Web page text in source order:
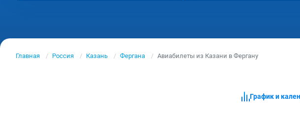
Главная Россия Казань Фергана Авиабилеты из Казани в Фергану
График и